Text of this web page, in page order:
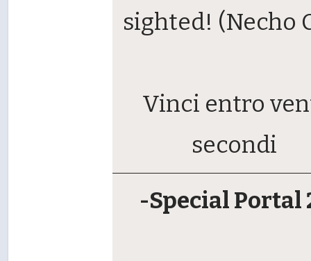
sighted! (Necho
Vinci entro
secondi
-Special Portal